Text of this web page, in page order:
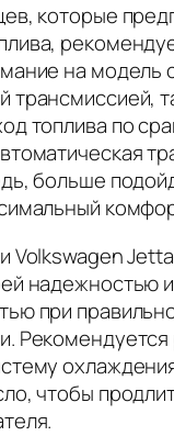
которые
на модель
трансмиссией,
топлива по
больше
Volkswagen
надежностью и
при
Рекомендуется
чтобы